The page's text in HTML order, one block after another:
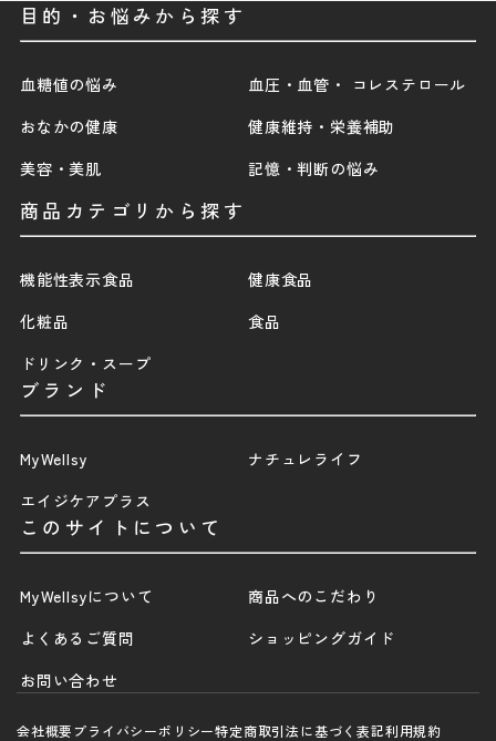
目的・お悩みから探す
血糖値の悩み
血圧・血管・ コレステロール
おなかの健康
健康維持・栄養補助
美容・美肌
記憶・判断の悩み
商品カテゴリから探す
機能性表示食品
健康食品
化粧品
食品
ドリンク・スープ
ブランド
MyWellsy
ナチュレライフ
エイジケアプラス
このサイトについて
MyWellsyについて
商品へのこだわり
よくあるご質問
ショッピングガイド
お問い合わせ
会社概要プライバシーポリシー特定商取引法に基づく表記利用規約